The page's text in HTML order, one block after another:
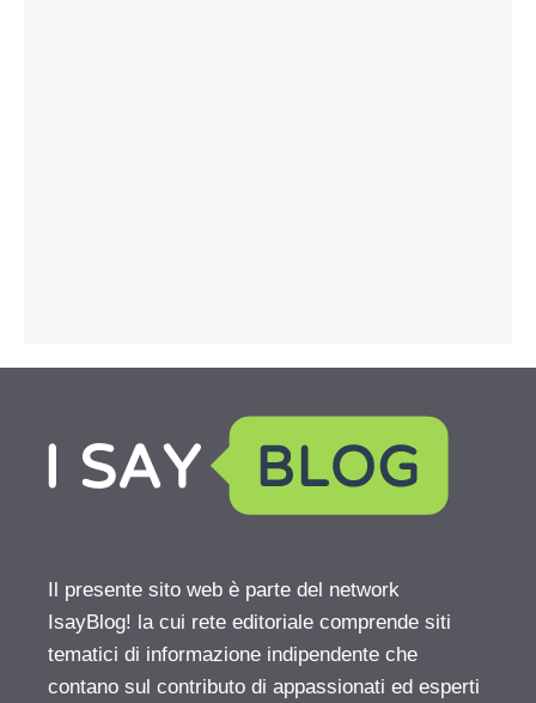
Il presente sito web è parte del network
IsayBlog! la cui rete editoriale comprende siti
tematici di informazione indipendente che
contano sul contributo di appassionati ed esperti